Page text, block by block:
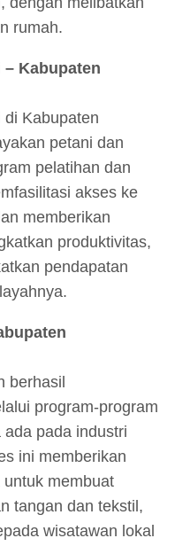
rumah.
– Kabupaten
di Kabupaten
petani dan
pelatihan dan
akses ke
memberikan
produktivitas,
pendapatan
berhasil
program-program
pada industri
ini memberikan
membuat
tangan dan tekstil,
wisatawan lokal